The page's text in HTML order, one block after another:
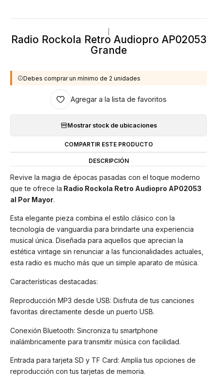
Radio Rockola Retro Audiopro AP02053
Grande
Debes comprar un mínimo de 2 unidades
Agregar a la lista de favoritos
Mostrar stock de ubicaciones
COMPARTIR ESTE PRODUCTO
DESCRIPCIÓN
Revive la magia de épocas pasadas con el toque moderno
que te ofrece la Radio Rockola Retro Audiopro AP02053
al Por Mayor.
Esta elegante pieza combina el estilo clásico con la
tecnología de vanguardia para brindarte una experiencia
musical única. Diseñada para aquellos que aprecian la
estética vintage sin renunciar a las funcionalidades actuales,
esta radio es mucho más que un simple aparato de música.
Características destacadas:
Reproducción MP3 desde USB: Disfruta de tus canciones
favoritas directamente desde un puerto USB.
Conexión Bluetooth: Sincroniza tu smartphone
inalámbricamente para transmitir música con facilidad.
Entrada para tarjeta SD y TF Card: Amplía tus opciones de
reproducción con tus tarjetas de memoria.